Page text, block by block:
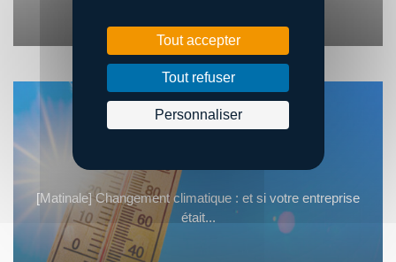
17
[Matinale] Changement climatique : et si votre entreprise
était...
Tout accepter
Tout refuser
Personnaliser